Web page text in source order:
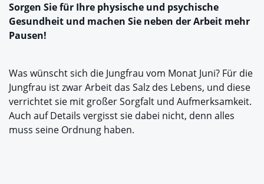
Sorgen Sie für Ihre physische und psychische
Gesundheit und machen Sie neben der Arbeit mehr
Pausen!
Was wünscht sich die Jungfrau vom Monat Juni? Für die
Jungfrau ist zwar Arbeit das Salz des Lebens, und diese
verrichtet sie mit großer Sorgfalt und Aufmerksamkeit.
Auch auf Details vergisst sie dabei nicht, denn alles
muss seine Ordnung haben.